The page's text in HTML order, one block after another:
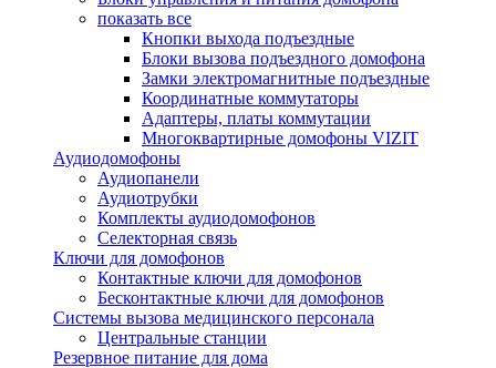
показать все
Кнопки выхода подъездные
Блоки вызова подъездного домофона
Замки электромагнитные подъездные
Координатные коммутаторы
Адаптеры, платы коммутации
Многоквартирные домофоны VIZIT
Аудиодомофоны
Аудиопанели
Аудиотрубки
Комплекты аудиодомофонов
Селекторная связь
Ключи для домофонов
Контактные ключи для домофонов
Бесконтактные ключи для домофонов
Системы вызова медицинского персонала
Центральные станции
Резервное питание для дома